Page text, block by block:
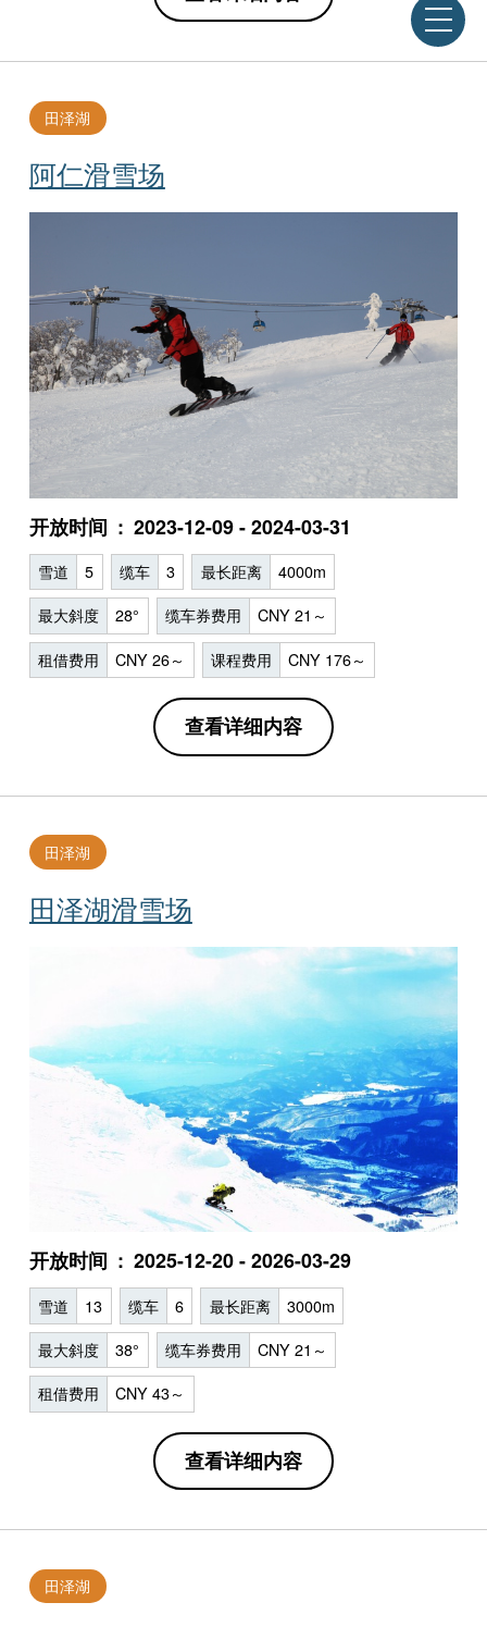
阿仁滑雪场
田泽湖
开放时间 2023-12-09 - 2024-03-31
雪道 5 缆车 3 最长距离 4000m
最大斜度 28° 缆车券费用 CNY 21～
租借费用 CNY 26～ 课程费用 CNY 176～
查看详细内容
田泽湖滑雪场
田泽湖
开放时间 2025-12-20 - 2026-03-29
雪道 13 缆车 6 最长距离 3000m
最大斜度 38° 缆车券费用 CNY 21～
租借费用 CNY 43～
查看详细内容
田泽湖